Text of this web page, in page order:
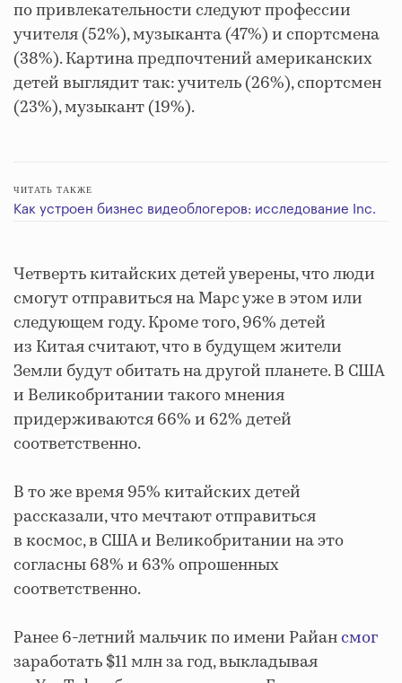
по привлекательности следуют профессии
учителя (52%), музыканта (47%) и спортсмена
(38%). Картина предпочтений американских
детей выглядит так: учитель (26%), спортсмен
(23%), музыкант (19%).
ЧИТАТЬ ТАКЖЕ
Как устроен бизнес видеоблогеров: исследование Inc.
Четверть китайских детей уверены, что люди
смогут отправиться на Марс уже в этом или
следующем году. Кроме того, 96% детей
из Китая считают, что в будущем жители
Земли будут обитать на другой планете. В США
и Великобритании такого мнения
придерживаются 66% и 62% детей
соответственно.
В то же время 95% китайских детей
рассказали, что мечтают отправиться
в космос, в США и Великобритании на это
согласны 68% и 63% опрошенных
соответственно.
Ранее 6-летний мальчик по имени Райансмог
заработать $11 млн за год, выкладывая